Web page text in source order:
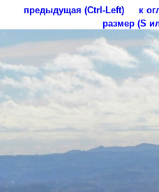
предыдущая (Ctrl-Left) к
размер (S